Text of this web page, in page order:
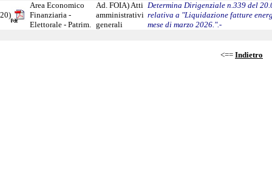
20)
Area Economico
Finanziaria -
Elettorale - Patrim.
Ad. FOIA) Atti
amministrativi
generali
Determina Dirigenziale n.339 del
relativa a "Liquidazione fatture
mese di marzo 2026.".-
<== Indietro